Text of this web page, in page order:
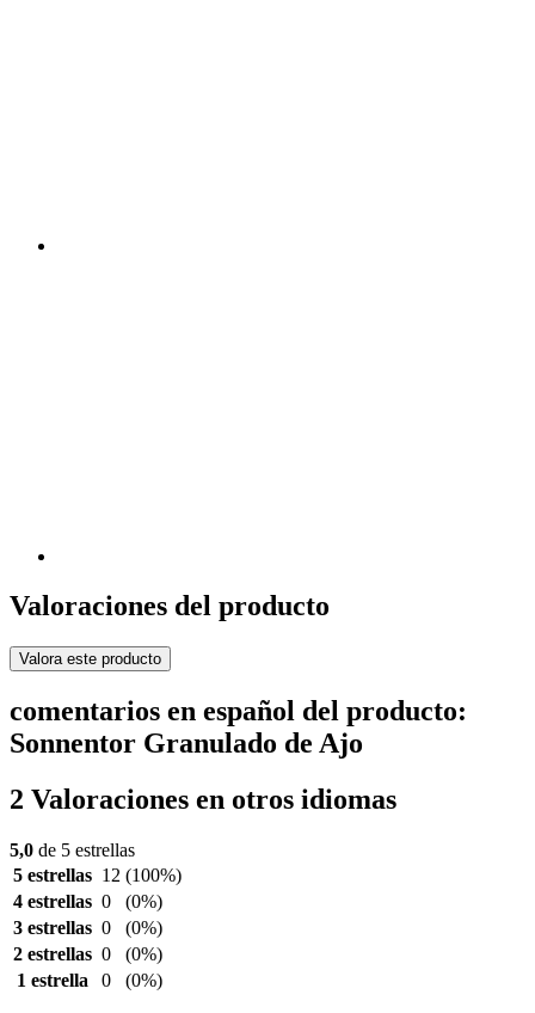
Valoraciones del producto
Valora este producto
comentarios en español del producto:
Sonnentor Granulado de Ajo
2 Valoraciones en otros idiomas
5,0 de 5 estrellas
5 estrellas 12 (100%)
4 estrellas 0
(0%)
3 estrellas 0
(0%)
2 estrellas 0
(0%)
1 estrella
0 (0%)